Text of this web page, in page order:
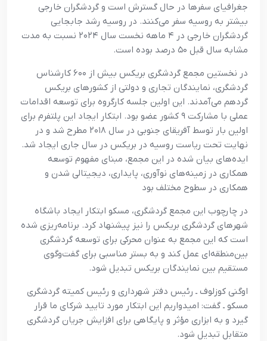
جغرافیای سفرها در حال گسترش است و گردشگران خارجی
بیشتر به روسیه سفر می‌کنند. در روسیه رشد جابجایی
گردشگران خارجی در ۴ ماهه نخست سال ۲۰۲۴ نسبت به مدت
مشابه سال قبل ۵۰ درصد بوده است.
در نخستین مجمع گردشگری بریکس بیش از ۶۰۰ کارشناس
گردشگری، نمایندگان تجاری و دولتی از کشورهای بریکس
گردهم می‌آمدند. این اولین جلسه کارگروه برای توسعه اقدامات
عملی با مشارکت ۹ کشور عضو بود. ابتکار ایجاد این پلتفرم برای
اولین بار توسط آفریقای جنوبی در سال ۲۰۱۸ مطرح شد و در
نهایت تحت ریاست روسیه در بریکس در سال جاری ایجاد شد.
ایده‌های بیان شده در این مجمع، مبنای مفهوم توسعه
همکاری در زمینه‌های نوآوری، پایداری، دیجیتالی شدن و
همکاری در سطوح مختلف بود
در چارچوب این مجمع گردشگری، مسکو ابتکار ایجاد باشگاه
شهرهای گردشگری بریکس را نیز پیشنهاد کرد. برنامه‌ریزی شده
است که این مجمع به عنوان محرکی برای توسعه گردشگری
بین‌منطقه‌ای عمل کند و به بستر مناسبی برای گفت‌وگوی
مستقیم بین نمایندگان بریکس تبدیل شود.
اوگنی کوزلوف ـ رئیس دفتر شهرداری و رئیس کمیته گردشگری
مسکو ـ گفت: امیدواریم این ابتکار مورد تایید شرکای ما قرار
گیرد و به ابزاری مؤثر و پایگاهی برای افزایش جریان گردشگری
متقابل تبدیل شود.